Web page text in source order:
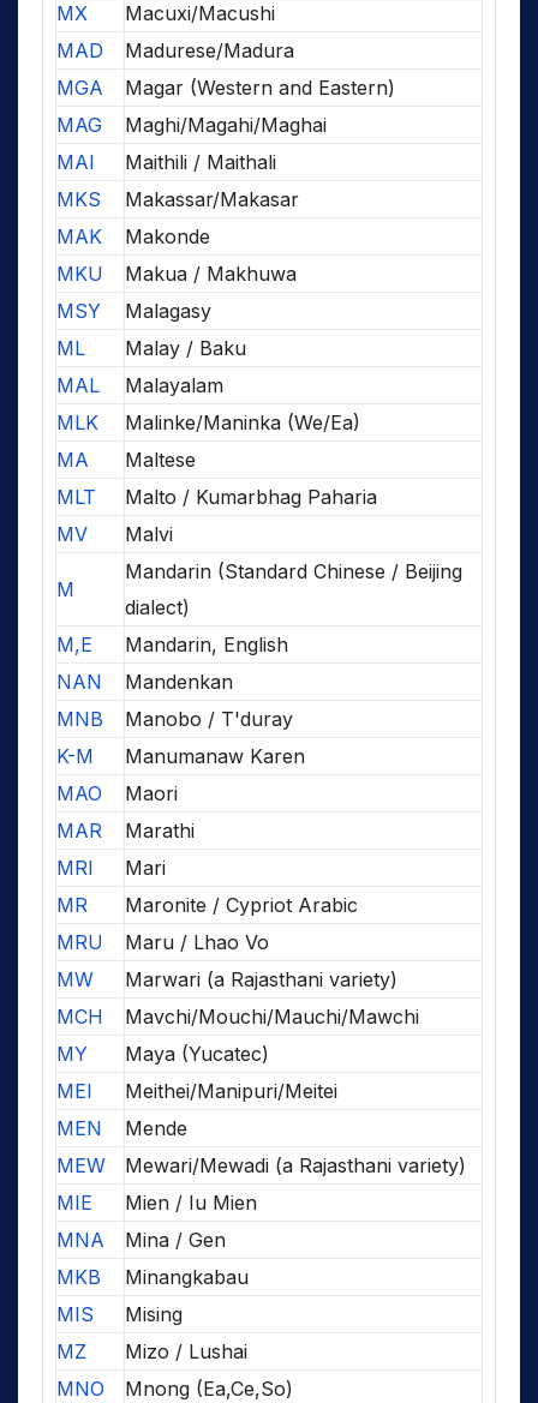
MX
Macuxi/Macushi
MAD
Madurese/Madura
MGA
Magar (Western and Eastern)
MAG
Maghi/Magahi/Maghai
MAI
Maithili / Maithali
MKS
Makassar/Makasar
MAK
Makonde
MKU
Makua / Makhuwa
MSY
Malagasy
ML
Malay / Baku
MAL
Malayalam
MLK
Malinke/Maninka (We/Ea)
MA
Maltese
MLT
Malto / Kumarbhag Paharia
MV
Malvi
M
Mandarin (Standard Chinese / Beijing
dialect)
M,E
Mandarin, English
NAN
Mandenkan
MNB
Manobo / T'duray
K-M
Manumanaw Karen
MAO
Maori
MAR
Marathi
MRI
Mari
MR
Maronite / Cypriot Arabic
MRU
Maru / Lhao Vo
MW
Marwari (a Rajasthani variety)
MCH
Mavchi/Mouchi/Mauchi/Mawchi
MY
Maya (Yucatec)
MEI
Meithei/Manipuri/Meitei
MEN
Mende
MEW
Mewari/Mewadi (a Rajasthani variety)
MIE
Mien / Iu Mien
MNA
Mina / Gen
MKB
Minangkabau
MIS
Mising
MZ
Mizo / Lushai
MNO
Mnong (Ea,Ce,So)